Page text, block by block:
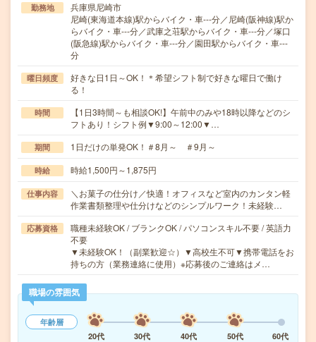
勤務地
兵庫県尼崎市
尼崎(東海道本線)駅からバイク・車---分／尼崎(阪神線)駅か
らバイク・車---分／武庫之荘駅からバイク・車---分／塚口
(阪急線)駅からバイク・車---分／園田駅からバイク・車---
分
曜日頻度
好きな日1日～OK！＊希望シフト制で好きな曜日で働け
る！
時間
【1日3時間～も相談OK!】午前中のみや18時以降などのシ
フトあり！シフト例▼9:00～12:00▼…
期間 1日だけの単発OK！＃8月～ ＃9月～
時給 時給1,500円～1,875円
仕事内容
＼お菓子の仕分け／快適！オフィスなど室内のカンタン軽
作業書類整理や仕分けなどのシンプルワーク！未経験…
応募資格
職種未経験OK / ブランクOK / パソコンスキル不要 / 英語力
不要
▼未経験OK！（副業歓迎☆）▼高校生不可▼携帯電話をお
持ちの方（業務連絡に使用）※応募後のご連絡はメ…
職場の雰囲気
年齢層
20代
30代 40代 50代
60代